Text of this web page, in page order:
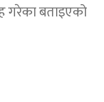
गरेका बताइएको